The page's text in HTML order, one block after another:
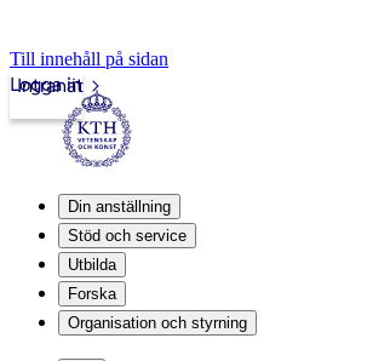
Till innehåll på sidan
Intranät
Logga in
Din anställning
Stöd och service
Utbilda
Forska
Organisation och styrning